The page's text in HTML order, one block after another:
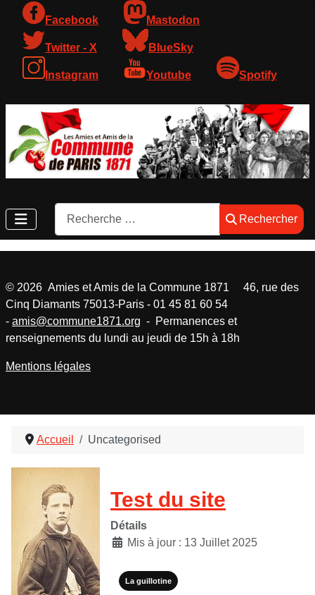
Facebook Mastodon
Twitter - X BlueSky
Instagram Youtube Spotify
Rechercher
Rechercher
Accueil Uncategorised
Test du site
Détails
Mis à jour : 13 Juillet 2025
La guillotine
© 2026 Amies et Amis de la Commune 1871 46, rue des
Cinq Diamants 75013-Paris - 01 45 81 60 54
- amis@commune1871.org - Permanences et
renseignements du lundi au jeudi de 15h à 18h
Mentions légales